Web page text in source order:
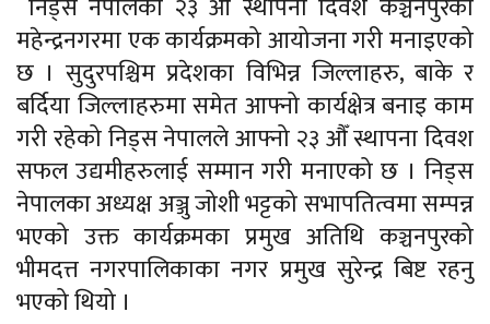
महेन्द्रनगरमा एक कार्यक्रमको आयोजना गरी मनाइएको
छ । सुदुरपश्चिम प्रदेशका विभिन्न जिल्लाहरु, बाके र
बर्दिया जिल्लाहरुमा समेत आफ्नो कार्यक्षेत्र बनाइ काम
गरी रहेको निड्स नेपालले आफ्नो २३ औँ स्थापना दिवश
सफल उद्यमीहरुलाई सम्मान गरी मनाएको छ । निड्स
नेपालका अध्यक्ष अञ्जु जोशी भट्टको सभापतित्वमा सम्पन्न
भएको उक्त कार्यक्रमका प्रमुख अतिथि कञ्चनपुरको
भीमदत्त नगरपालिकाका नगर प्रमुख सुरेन्द्र बिष्ट रहनु
भएको थियो ।